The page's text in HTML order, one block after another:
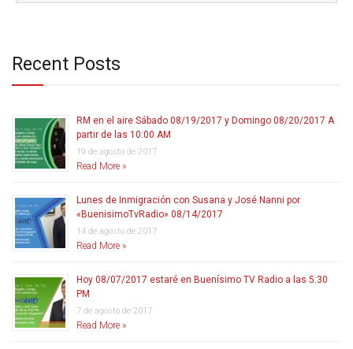
Recent Posts
RM en el aire Sábado 08/19/2017 y Domingo 08/20/2017 A
partir de las 10:00 AM
19 de agosto de 2017
Read More »
Lunes de Inmigración con Susana y José Nanni por
«BuenisimoTvRadio» 08/14/2017
14 de agosto de 2017
Read More »
Hoy 08/07/2017 estaré en Buenísimo TV Radio a las 5:30
PM
7 de agosto de 2017
Read More »